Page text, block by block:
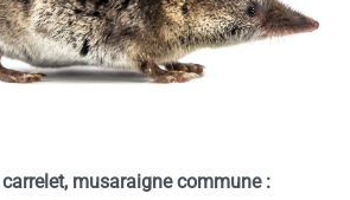
musaraigne commune :